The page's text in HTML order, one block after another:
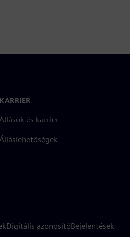
KARRIER
Állások és karrier
Álláslehetőségek
Digitális azonosítóBejelentések